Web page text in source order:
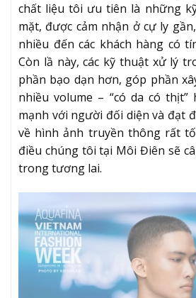
chất liệu tôi ưu tiên là những
mặt, được cảm nhận ở cự ly
nhiều đến các khách hàng có
Còn lầ này, các kỹ thuật xử lý
phần bạo dạn hơn, góp phần
nhiều volume – “có da có
mạnh với người đối diện và đạt
về hình ảnh truyền thông rất
điều chúng tôi tại Môi Điên sẽ
trong tương lai.